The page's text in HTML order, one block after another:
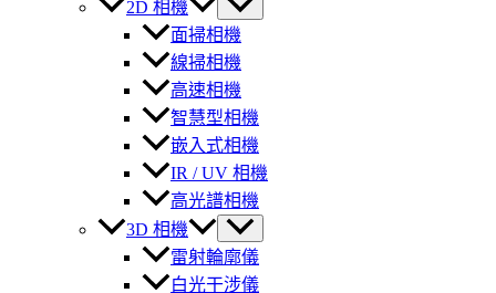
2D 相機
面掃相機
線掃相機
高速相機
智慧型相機
嵌入式相機
IR / UV 相機
高光譜相機
3D 相機
雷射輪廓儀
白光干涉儀